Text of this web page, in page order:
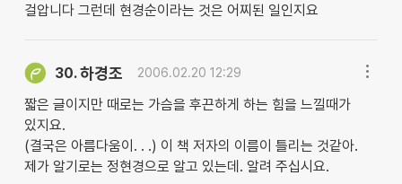
걸압니다 그런데 현경순이라는 것은 어찌된 일인지요
30.하경조 2006.02.20 12:29
짧은 글이지만 때로는 가슴을 후끈하게 하는 힘을 느낄때가
있지요.
(결국은 아름다움이. . .) 이 책 저자의 이름이 틀리는 것같아.
제가 알기로는 정현경으로 알고 있는데. 알려 주십시요.